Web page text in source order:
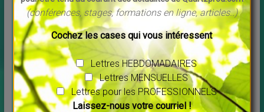
QUARTZPROD COMMUNICATION
VOUS PROPOSE
QUI JE SUIS
(conférences, stages, formations en ligne, articles..)
Cochez les cases qui vous intéressent
Lettres HEBDOMADAIRES
Lettres MENSUELLES
Lettres pour les PROFESSIONNELS
Laissez-nous votre courriel !